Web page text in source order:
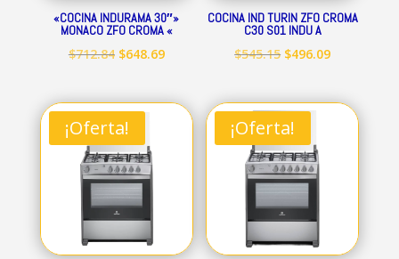
«COCINA INDURAMA 30″»
MONACO ZFO CROMA «
$712.84 El
original
era:
$712.84.
$648.69El
actual
COCINA IND TURIN ZFO CROMA
C30 S01 INDU A
$545.15 El
original
era:
$545.15.
$496.09El
actual
¡Oferta! ¡Oferta!